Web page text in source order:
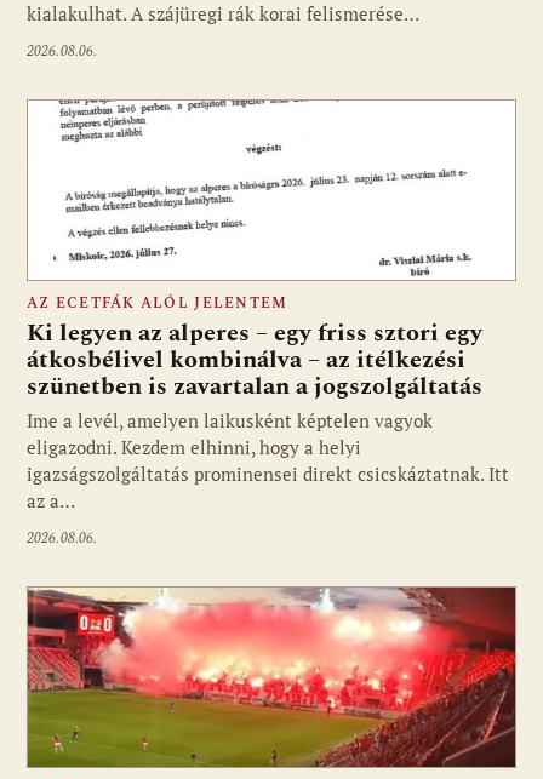
kialakulhat. A szájüregi rák korai felismerése…
2026.08.06.
AZ ECETFÁK ALÓL JELENTEM
Ki legyen az alperes – egy friss sztori egy
átkosbélivel kombinálva – az itélkezési
szünetben is zavartalan a jogszolgáltatás
Ime a levél, amelyen laikusként képtelen vagyok
eligazodni. Kezdem elhinni, hogy a helyi
igazságszolgáltatás prominensei direkt csicskáztatnak. Itt
az a…
2026.08.06.